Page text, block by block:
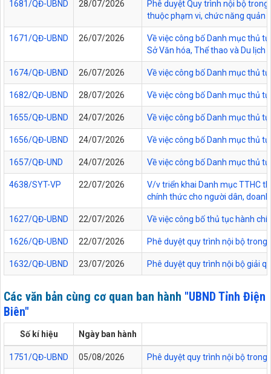
1681/QĐ-UBND 28/07/2026
Phê duyệt Quy trình nội bộ
thuộc phạm vi, chức năng quản
1671/QĐ-UBND 26/07/2026
Về việc công bố Danh mục thủ
Sở Văn hóa, Thể thao và Du lịch
1674/QĐ-UBND 26/07/2026 Về việc công bố Danh mục thủ
1682/QĐ-UBND 28/07/2026 Về việc công bố Danh mục thủ
1655/QĐ-UBND 24/07/2026 Về việc công bố Danh mục thủ
1656/QĐ-UBND 24/07/2026 Về việc công bố Danh mục thủ
1657/QĐ-UND 24/07/2026 Về việc công bố Danh mục thủ
4638/SYT-VP 22/07/2026
V/v triển khai Danh mục TTHC
chính thức cho người dân,
1627/QĐ-UBND 22/07/2026 Về việc công bố thủ tục hành
1626/QĐ-UBND 22/07/2026 Phê duyệt quy trình nội bộ trong
1632/QĐ-UBND 23/07/2026 Phê duyệt quy trình nội bộ giải
Các văn bản cùng cơ quan ban hành "UBND Tỉnh Điện
Biên"
Số kí hiệu Ngày ban hành
1751/QĐ-UBND 05/08/2026 Phê duyệt quy trình nội bộ